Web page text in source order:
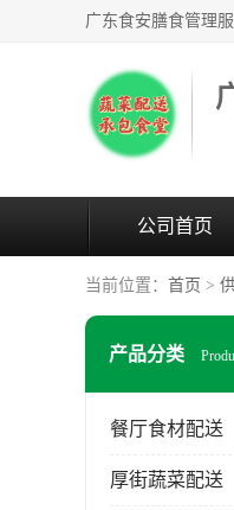
公司首页
当前位置： 首页 >
产品分类
餐厅食材配送
厚街蔬菜配送